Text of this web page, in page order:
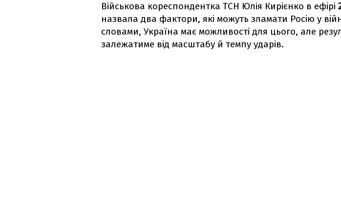
Військова кореспондентка ТСН Юлія Кирієнко в ефірі
назвала два фактори, які можуть зламати Росію у
словами, Україна має можливості для цього, але
залежатиме від масштабу й темпу ударів.